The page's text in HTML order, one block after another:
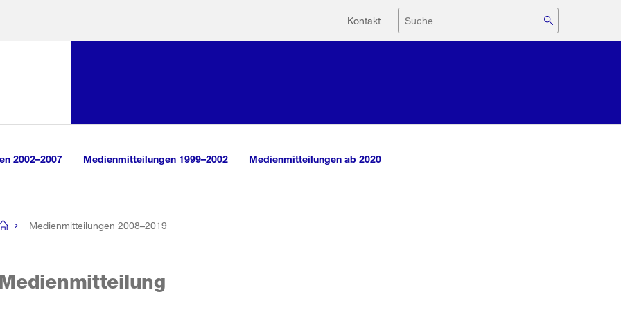
Hilfsnavigation
Kontakt Suche
2002–2007 Medienmitteilungen 1999–2002 Medienmitteilungen ab 2020
Medienmitteilungen 2008–2019